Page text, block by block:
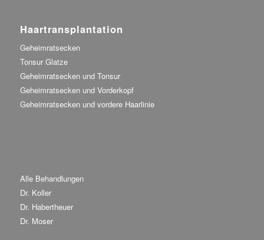
Haartransplantation
Geheimratsecken
Tonsur Glatze
Geheimratsecken und Tonsur
Geheimratsecken und Vorderkopf
Geheimratsecken und vordere Haarlinie
Alle Behandlungen
Dr. Koller
Dr. Habertheuer
Dr. Moser